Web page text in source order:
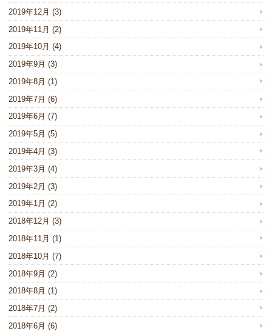
2019年12月 (3)
2019年11月 (2)
2019年10月 (4)
2019年9月 (3)
2019年8月 (1)
2019年7月 (6)
2019年6月 (7)
2019年5月 (5)
2019年4月 (3)
2019年3月 (4)
2019年2月 (3)
2019年1月 (2)
2018年12月 (3)
2018年11月 (1)
2018年10月 (7)
2018年9月 (2)
2018年8月 (1)
2018年7月 (2)
2018年6月 (6)